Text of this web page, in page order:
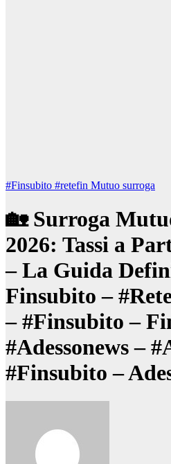
#Finsubito #retefin Mutuo surroga
🏡 Surroga
2026: Tassi a
– La Guida
Finsubito –
– #Finsubito –
#Adessonews –
#Finsubito –